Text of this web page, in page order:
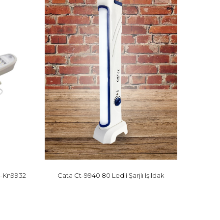
Kn9932 Cata Ct-9940 80 Ledli Şarjlı Işıldak